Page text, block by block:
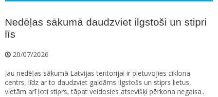
Nedēļas sākumā daudzviet ilgstoši un stipri
līs
20/07/2026
Jau nedēļas sākumā Latvijas teritorijai ir pietuvojies ciklona
centrs, līdz ar to daudzviet gaidāms ilgstošs un stiprs lietus,
vietām arī ļoti stiprs, tāpat veidosies atsevišķi pērkona negaisa...